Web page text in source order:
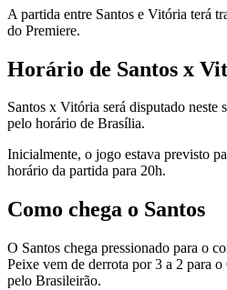
A partida entre Santos e Vitória terá
do Premiere.
Horário de Santos x
Santos x Vitória será disputado neste
pelo horário de Brasília.
Inicialmente, o jogo estava previsto
horário da partida para 20h.
Como chega o Santos
O Santos chega pressionado para o
Peixe vem de derrota por 3 a 2 para
pelo Brasileirão.